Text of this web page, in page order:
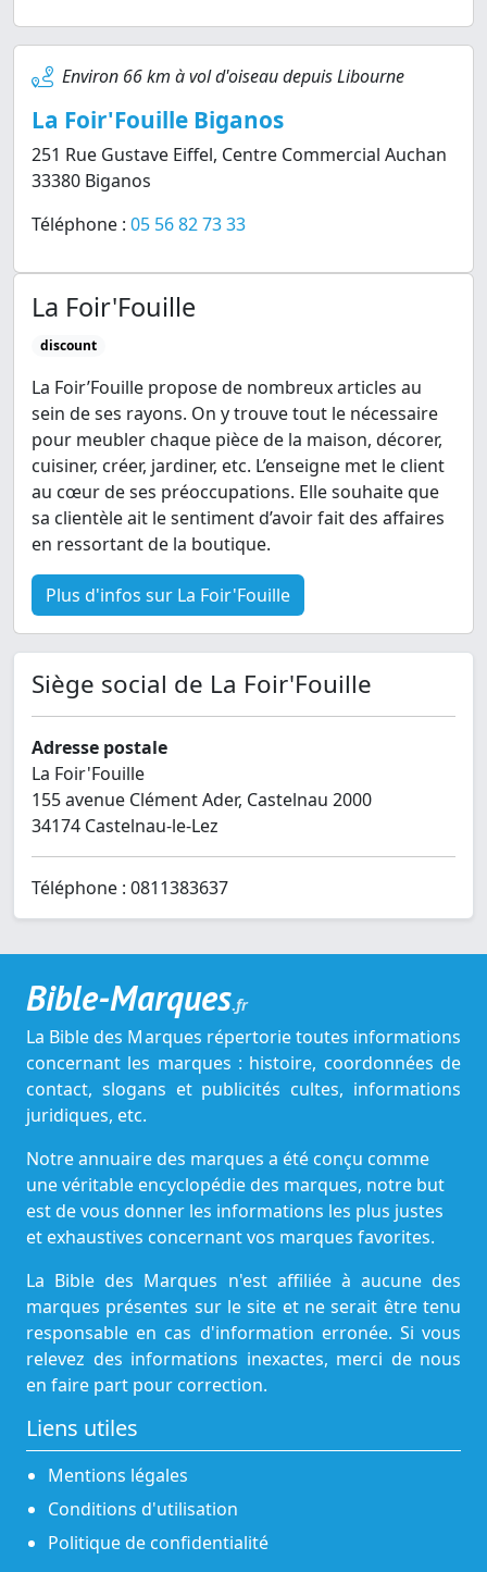
Environ 66 km à vol d'oiseau depuis Libourne
La Foir'Fouille Biganos
251 Rue Gustave Eiffel, Centre Commercial Auchan
33380 Biganos
Téléphone : 05 56 82 73 33
La Foir'Fouille
discount
La Foir’Fouille propose de nombreux articles au
sein de ses rayons. On y trouve tout le nécessaire
pour meubler chaque pièce de la maison, décorer,
cuisiner, créer, jardiner, etc. L’enseigne met le client
au cœur de ses préoccupations. Elle souhaite que
sa clientèle ait le sentiment d’avoir fait des affaires
en ressortant de la boutique.
Plus d'infos sur La Foir'Fouille
Siège social de La Foir'Fouille
Adresse postale
La Foir'Fouille
155 avenue Clément Ader, Castelnau 2000
34174 Castelnau-le-Lez
Téléphone : 0811383637
Bible-Marques.fr
La Bible des Marques répertorie toutes informations
concernant les marques : histoire, coordonnées de
contact, slogans et publicités cultes, informations
juridiques, etc.
Notre annuaire des marques a été conçu comme
une véritable encyclopédie des marques, notre but
est de vous donner les informations les plus justes
et exhaustives concernant vos marques favorites.
La Bible des Marques n'est affiliée à aucune des
marques présentes sur le site et ne serait être tenu
responsable en cas d'information erronée. Si vous
relevez des informations inexactes, merci de nous
en faire part pour correction.
Liens utiles
Mentions légales
Conditions d'utilisation
Politique de confidentialité